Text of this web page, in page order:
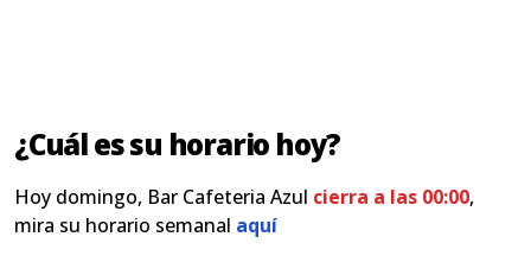
¿Cuál es su horario hoy?
Hoy domingo, Bar Cafeteria Azul cierra a las 00:00,
mira su horario semanal aquí